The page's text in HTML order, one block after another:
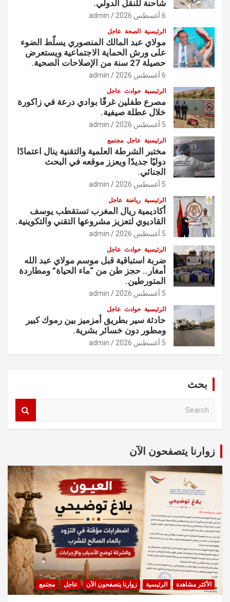
شاحنة للنقل الدولي.
6 أغسطس 2026 admin
الرئيسية الصحة عاجل
مولاي عبد المالك المنصوري يسلّط الضوء
على ورش الحماية الاجتماعية ويستعرض
حصيلة 27 سنة من الإصلاحات الصحية.
6 أغسطس 2026 admin
الرئيسية حوادث عاجل
مصرع طفلين غرقًا بوادي درعة في زاكورة
خلال عطلة صيفية.
5 أغسطس 2026 admin
الرئيسية عاجل مجتمع
مختبر الشرطة العلمية والتقنية ينال اعتمادًا
دوليًا جديدًا ويعزز موقعه في البحث
الجنائي.
5 أغسطس 2026 admin
الرئيسية رياضة عاجل
أكاديمية ريال المغرب تستقطب يوسف
القاديوي لتعزيز مشروعها التقني والتكوينية.
5 أغسطس 2026 admin
الرئيسية حوادث عاجل
ضربة استباقية قبل موسم مولاي عبد الله
أمغار.. حجز طن من “ماء الحياة” ومطاردة
المتورطين.
5 أغسطس 2026 admin
الرئيسية حوادث عاجل
حادثة سير بطريق أمزميز بين رموك كبير
ومطور دون خسائر بشرية.
5 أغسطس 2026 admin
بحث
c
h
زوارنا يتصفحون الآن
الأكثر مشاهدة الرئيسية زوارنا يتصفحون الآن عاجل مجتمع